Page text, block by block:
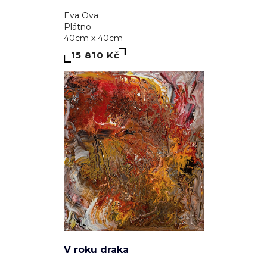
Eva Ova
Plátno
40cm x 40cm
15 810 Kč
V roku draka